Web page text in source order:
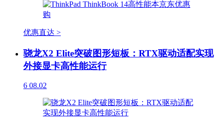
优惠直达 >
骁龙X2 Elite突破图形短板：RTX驱动适配实现
外接显卡高性能运行
6 08.02